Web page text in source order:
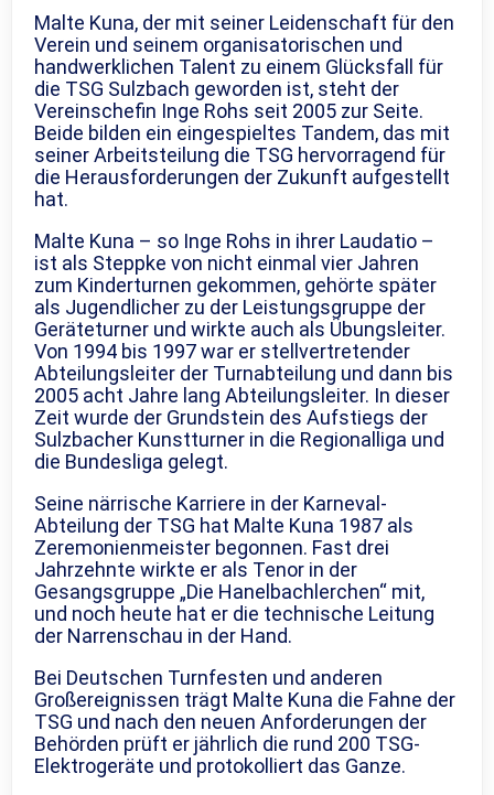
Malte Kuna, der mit seiner Leidenschaft für den
Verein und seinem organisatorischen und
handwerklichen Talent zu einem Glücksfall für
die TSG Sulzbach geworden ist, steht der
Vereinschefin Inge Rohs seit 2005 zur Seite.
Beide bilden ein eingespieltes Tandem, das mit
seiner Arbeitsteilung die TSG hervorragend für
die Herausforderungen der Zukunft aufgestellt
hat.
Malte Kuna – so Inge Rohs in ihrer Laudatio –
ist als Steppke von nicht einmal vier Jahren
zum Kinderturnen gekommen, gehörte später
als Jugendlicher zu der Leistungsgruppe der
Geräteturner und wirkte auch als Übungsleiter.
Von 1994 bis 1997 war er stellvertretender
Abteilungsleiter der Turnabteilung und dann bis
2005 acht Jahre lang Abteilungsleiter. In dieser
Zeit wurde der Grundstein des Aufstiegs der
Sulzbacher Kunstturner in die Regionalliga und
die Bundesliga gelegt.
Seine närrische Karriere in der Karneval-
Abteilung der TSG hat Malte Kuna 1987 als
Zeremonienmeister begonnen. Fast drei
Jahrzehnte wirkte er als Tenor in der
Gesangsgruppe „Die Hanelbachlerchen“ mit,
und noch heute hat er die technische Leitung
der Narrenschau in der Hand.
Bei Deutschen Turnfesten und anderen
Großereignissen trägt Malte Kuna die Fahne der
TSG und nach den neuen Anforderungen der
Behörden prüft er jährlich die rund 200 TSG-
Elektrogeräte und protokolliert das Ganze.